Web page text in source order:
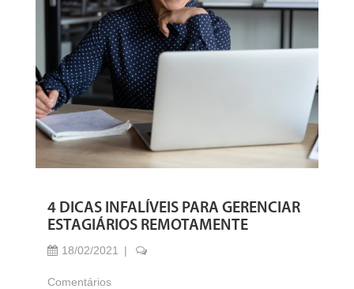
4 DICAS INFALÍVEIS PARA GERENCIAR
ESTAGIÁRIOS REMOTAMENTE
18/02/2021
Comentários